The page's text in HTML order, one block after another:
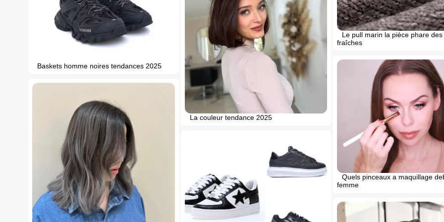
Baskets homme noires tendances 2025
La couleur tendance 2025
Le pull marin la pièce phare
fraîches
Quels pinceaux a maquillage
femme